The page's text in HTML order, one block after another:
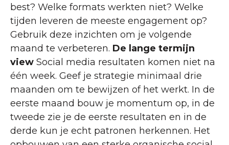
best? Welke formats werkten niet? Welke
tijden leveren de meeste engagement op?
Gebruik deze inzichten om je volgende
maand te verbeteren. De lange termijn
view Social media resultaten komen niet na
één week. Geef je strategie minimaal drie
maanden om te bewijzen of het werkt. In de
eerste maand bouw je momentum op, in de
tweede zie je de eerste resultaten en in de
derde kun je echt patronen herkennen. Het